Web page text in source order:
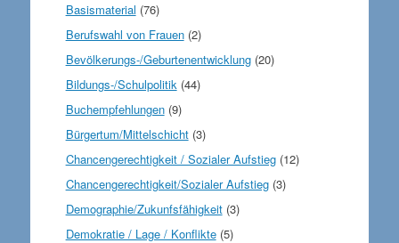
Basismaterial (76)
Berufswahl von Frauen(2)
Bevölkerungs-/Geburtenentwicklung(20)
Bildungs-/Schulpolitik(44)
Buchempfehlungen(9)
Bürgertum/Mittelschicht(3)
Chancengerechtigkeit / Sozialer Aufstieg(12)
Chancengerechtigkeit/Sozialer Aufstieg(3)
Demographie/Zukunfsfähigkeit(3)
Demokratie / Lage / Konflikte(5)